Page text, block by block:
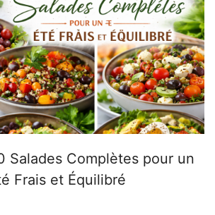
Salades Complètes pour un
Frais et Équilibré